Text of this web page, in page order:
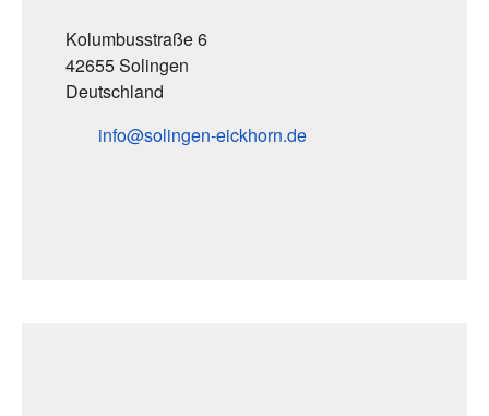
Kolumbusstraße 6
42655 Solingen
Deutschland
info
solingen-eickhorn de